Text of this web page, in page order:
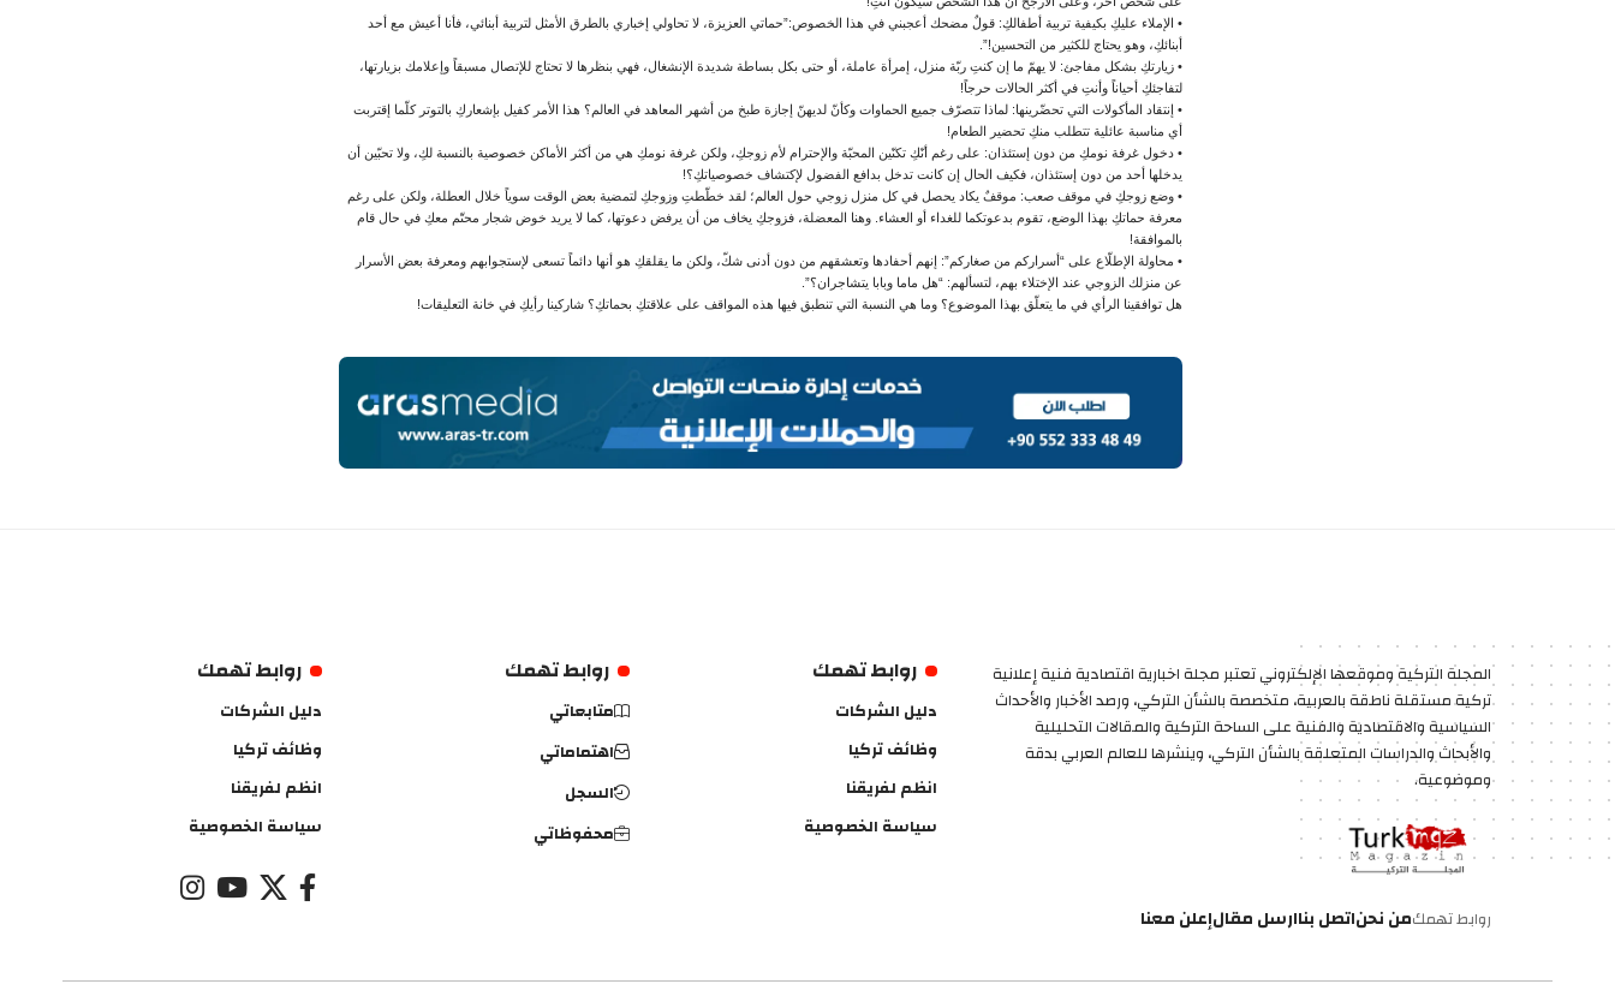
• الإملاء عليكِ بكيفية تربية أطفالكِ: قولٌ مضحك أعجبني في هذا الخصوص:”حماتي العزيزة، لا تحاولي إخباري بالطرق الأمثل لتربية أبنائي، فأنا أعيش مع أحد
أبنائكِ، وهو يحتاج للكثير من التحسين!”.
• زيارتكِ بشكل مفاجئ: لا يهمّ ما إن كنتِ ربّة منزل، إمرأة عاملة، أو حتى بكل بساطة شديدة الإنشغال، فهي بنظرها لا تحتاج للإتصال مسبقاً وإعلامك بزيارتها،
لتفاجئكِ أحياناً وأنتِ في أكثر الحالات حرجاً!
• إنتقاد المأكولات التي تحضّرينها: لماذا تتصرّف جميع الحماوات وكأنّ لديهنّ إجازة طبخ من أشهر المعاهد في العالم؟ هذا الأمر كفيل بإشعاركِ بالتوتر كلّما إقتربت
أي مناسبة عائلية تتطلب منكِ تحضير الطعام!
• دخول غرفة نومكِ من دون إستئذان: على رغم أنّكِ تكنّين المحبّة والإحترام لأم زوجكِ، ولكن غرفة نومكِ هي من أكثر الأماكن خصوصية بالنسبة لكِ، ولا تحبّين أن
يدخلها أحد من دون إستئذان، فكيف الحال إن كانت تدخل بدافع الفضول لإكتشاف خصوصياتكِ؟!
• وضع زوجكِ في موقف صعب: موقفٌ يكاد يحصل في كل منزل زوجي حول العالم؛ لقد خطّطتِ وزوجكِ لتمضية بعض الوقت سوياً خلال العطلة، ولكن على رغم
معرفة حماتكِ بهذا الوضع، تقوم بدعوتكما للغداء أو العشاء. وهنا المعضلة، فزوجكِ يخاف من أن يرفض دعوتها، كما لا يريد خوض شجار محتّم معكِ في حال قام
بالموافقة!
• محاولة الإطلّاع على “أسراركم من صغاركم”: إنهم أحفادها وتعشقهم من دون أدنى شكّ، ولكن ما يقلقكِ هو أنها دائماً تسعى لإستجوابهم ومعرفة بعض الأسرار
عن منزلك الزوجي عند الإختلاء بهم، لتسألهم: “هل ماما وبابا يتشاجران؟”.
هل توافقينا الرأي في ما يتعلّق بهذا الموضوع؟ وما هي النسبة التي تنطبق فيها هذه المواقف على علاقتكِ بحماتكِ؟ شاركينا رأيكِ في خانة التعليقات!
المجلة التركية وموقعها الإلكتروني تعتبر مجلة اخبارية اقتصادية فنية إعلانية
تركية مستقلة ناطقة بالعربية، متخصصة بالشأن التركي، ورصد الأخبار والأحداث
السياسية والاقتصادية والفنية على الساحة التركية والمقالات التحليلية
والأبحاث والدراسات المتعلقة بالشأن التركي، وينشرها للعالم العربي بدقة
وموضوعية.
روابط تهمكمن نحناتصل بناارسل مقالإعلن معنا
روابط تهمك
دليل الشركات
وظائف تركيا
انظم لفريقنا
سياسة الخصوصية
روابط تهمك
متابعاتي
اهتماماتي
السجل
محفوظاتي
روابط تهمك
دليل الشركات
وظائف تركيا
انظم لفريقنا
سياسة الخصوصية